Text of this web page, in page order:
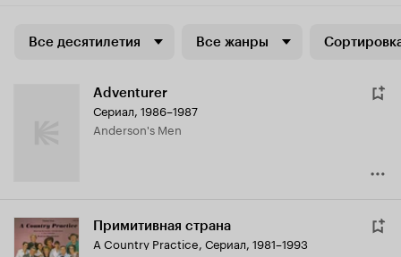
Все десятилетия Все жанры
Adventurer
Сериал, 1986–1987
Anderson's Men
Примитивная страна
A Country Practice, Сериал, 1981–1993